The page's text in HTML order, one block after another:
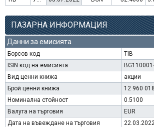
ПАЗАРНА ИНФОРМАЦИЯ
Данни за емисията
Борсов код
TIB
ISIN код на емисията
Вид ценни книжа
акции
Брой ценни книжа
12 960 018
Номинална стойност
0.5100
Валута на търговия
EUR
Дата на въвеждане на търговия